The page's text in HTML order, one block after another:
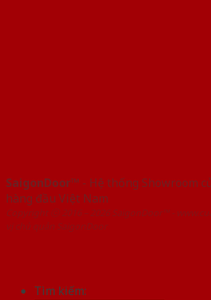
SaigonDoor™ - Hệ thống Showroom
hàng đầu Việt Nam
Copyright ⓒ 2016 – 2026 SaigonDoor™ -
vị chủ quản SaigonDoor
Tìm kiếm: